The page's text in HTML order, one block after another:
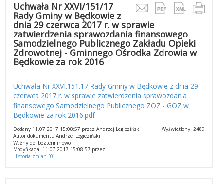
Uchwała Nr XXVI/151/17
Rady Gminy w Będkowie z
dnia 29 czerwca 2017 r. w sprawie
zatwierdzenia sprawozdania finansowego
Samodzielnego Publicznego Zakładu Opieki
Zdrowotnej - Gminnego Ośrodka Zdrowia w
Będkowie za rok 2016
Uchwała Nr XXVI.151.17 Rady Gminy w Będkowie z dnia 29
czerwca 2017 r. w sprawie zatwierdzenia sprawozdania
finansowego Samodzielnego Publicznego ZOZ - GOZ w
Będkowie za rok 2016.pdf
Wyświetlony: 2489
Dodany 11.07.2017 15:08:57 przez Andrzej Legieziński
Autor dokumentu Andrzej Legieziński
Ważny do: bezterminowo
Modyfikacja: 11.07.2017 15:08:57 przez
Historia zmian [0]